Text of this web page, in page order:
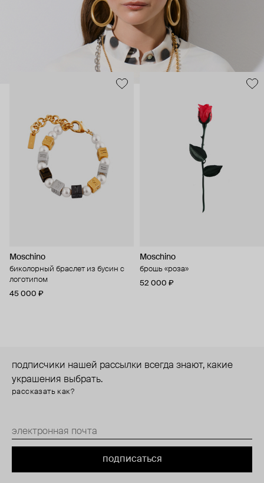
Moschino
биколорный браслет из бусин с
логотипом
45 000 ₽
Moschino
брошь «роза»
52 000 ₽
подписчики нашей рассылки всегда знают, какие
украшения выбрать.
рассказать как?
подписаться